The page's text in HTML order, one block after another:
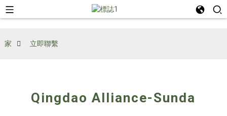
家 立即聯繫
Qingdao Alliance-Sunda